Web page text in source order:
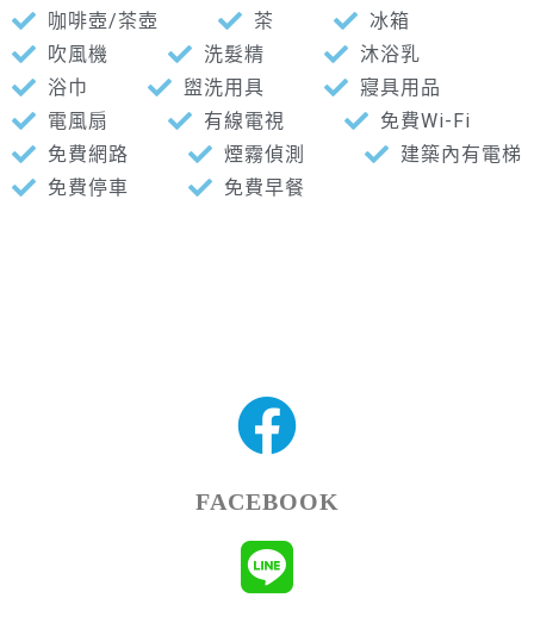
咖啡壺/茶壺
茶
冰箱
吹風機
洗髮精
沐浴乳
浴巾
盥洗用具
寢具用品
電風扇
有線電視
免費Wi-Fi
免費網路
煙霧偵測
建築內有電梯
免費停車
免費早餐
FACEBOOK